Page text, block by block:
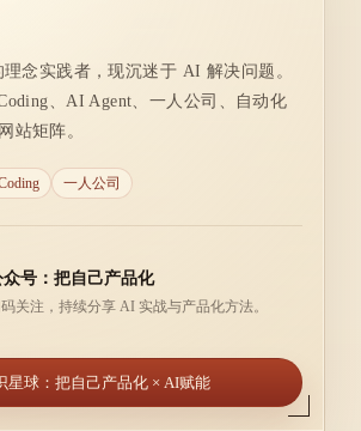
念实践者，现沉迷于 AI 解决问题。
、AI Agent、一人公司、自动化
站矩阵。
一人公司
众号：把自己产品化
关注，持续分享 AI 实战与产品化方法。
星球：把自己产品化 × AI赋能